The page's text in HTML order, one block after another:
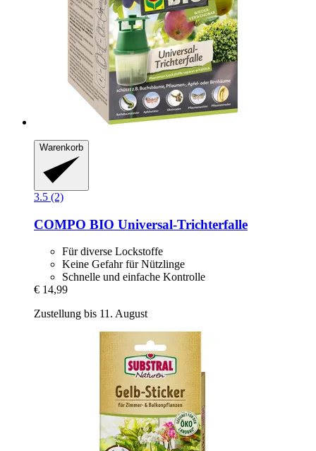
Warenkorb
3.5 (2)
COMPO BIO Universal-​Trichterfalle
Für diverse Lockstoffe
Keine Gefahr für Nützlinge
Schnelle und einfache Kontrolle
€ 14,99
Zustellung bis 11. August